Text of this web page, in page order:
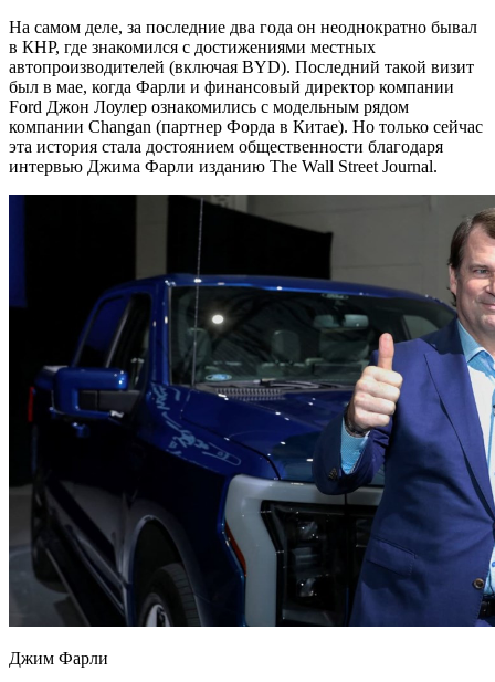
На самом деле, за последние два года он неоднократно бывал
в КНР, где знакомился с достижениями местных
автопроизводителей (включая BYD). Последний такой визит
был в мае, когда Фарли и финансовый директор компании
Ford Джон Лоулер ознакомились с модельным рядом
компании Changan (партнер Форда в Китае). Но только сейчас
эта история стала достоянием общественности благодаря
интервью Джима Фарли изданию The Wall Street Journal.
Джим Фарли